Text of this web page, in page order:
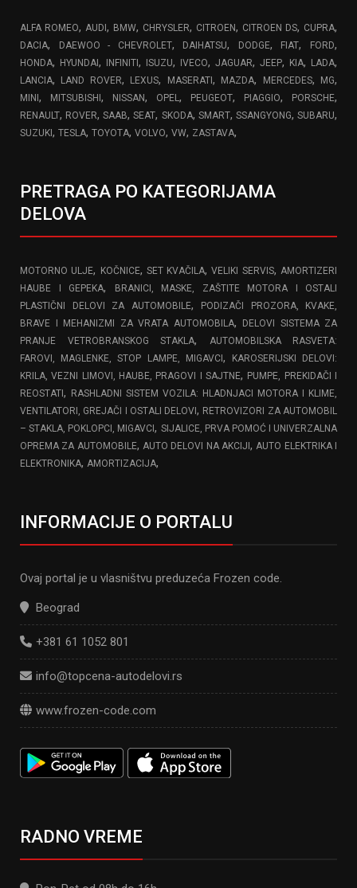
ALFA ROMEO, AUDI, BMW, CHRYSLER, CITROEN, CITROEN DS, CUPRA,
DACIA, DAEWOO - CHEVROLET, DAIHATSU, DODGE, FIAT, FORD,
HONDA, HYUNDAI, INFINITI, ISUZU, IVECO, JAGUAR, JEEP, KIA, LADA,
LANCIA, LAND ROVER, LEXUS, MASERATI, MAZDA, MERCEDES, MG,
MINI, MITSUBISHI, NISSAN, OPEL , PEUGEOT, PIAGGIO, PORSCHE,
RENAULT, ROVER,SAAB,SEAT, SKODA, SMART, SSANGYONG,SUBARU,
SUZUKI, TESLA, TOYOTA, VOLVO, VW, ZASTAVA,
PRETRAGA PO KATEGORIJAMA
DELOVA
MOTORNO ULJE, KOČNICE, SET KVAČILA,VELIKI SERVIS,AMORTIZERI
HAUBE I GEPEKA,
BRANICI, MASKE, ZAŠTITE MOTORA I OSTALI
PLASTIČNI DELOVI ZA AUTOMOBILE,
PODIZAČI PROZORA, KVAKE,
BRAVE I MEHANIZMI ZA VRATA AUTOMOBILA,
DELOVI SISTEMA ZA
PRANJE VETROBRANSKOG STAKLA,
AUTOMOBILSKA RASVETA:
FAROVI, MAGLENKE, STOP LAMPE, MIGAVCI,
KAROSERIJSKI DELOVI:
KRILA, VEZNI LIMOVI, HAUBE, PRAGOVI I SAJTNE, PUMPE, PREKIDAČI I
REOSTATI, RASHLADNI SISTEM VOZILA: HLADNJACI MOTORA I KLIME,
VENTILATORI, GREJAČI I OSTALI DELOVI, RETROVIZORI ZA AUTOMOBIL
– STAKLA, POKLOPCI, MIGAVCI, SIJALICE, PRVA POMOĆ I UNIVERZALNA
OPREMA ZA AUTOMOBILE,AUTO DELOVI NA AKCIJI,AUTO ELEKTRIKA I
ELEKTRONIKA, AMORTIZACIJA,
INFORMACIJE O PORTALU
Ovaj portal je u vlasništvu preduzeća Frozen code.
Beograd
+381 61 1052 801
info@topcena-autodelovi.rs
www.frozen-code.com
RADNO VREME